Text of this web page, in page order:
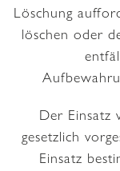
Löschung
löschen oder
Der Einsatz
gesetzlich
Einsatz